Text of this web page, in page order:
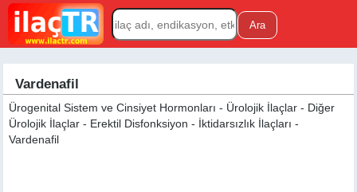
Vardenafil
Ürogenital Sistem ve Cinsiyet Hormonları - Ürolojik İlaçlar - Diğer
Ürolojik İlaçlar - Erektil Disfonksiyon - İktidarsızlık İlaçları -
Vardenafil